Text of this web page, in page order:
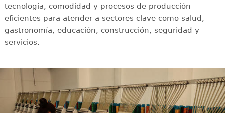
tecnología, comodidad y procesos de producción
eficientes para atender a sectores clave como salud,
gastronomía, educación, construcción, seguridad y
servicios.